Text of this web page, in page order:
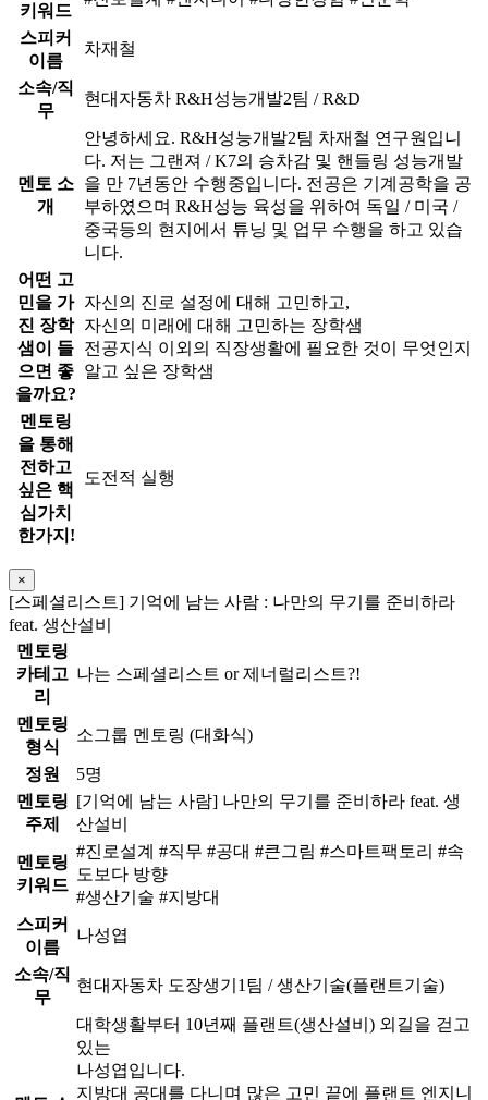
키워드
스피커
이름
차재철
소속/직
무
현대자동차 R&H성능개발2팀 / R&D
멘토 소
개
안녕하세요. R&H성능개발2팀 차재철 연구원입니
다. 저는 그랜져 / K7의 승차감 및 핸들링 성능개발
을 만 7년동안 수행중입니다. 전공은 기계공학을 공
부하였으며 R&H성능 육성을 위하여 독일 / 미국 /
중국등의 현지에서 튜닝 및 업무 수행을 하고 있습
니다.
어떤 고
민을 가
진 장학
샘이 들
으면 좋
을까요?
자신의 진로 설정에 대해 고민하고,
자신의 미래에 대해 고민하는 장학샘
전공지식 이외의 직장생활에 필요한 것이 무엇인지
알고 싶은 장학샘
멘토링
을 통해
전하고
싶은 핵
심가치
한가지!
도전적 실행
×
[스페셜리스트] 기억에 남는 사람 : 나만의 무기를 준비하라
feat. 생산설비
멘토링
카테고
리
나는 스페셜리스트 or 제너럴리스트?!
멘토링
형식
소그룹 멘토링 (대화식)
정원
5명
멘토링
주제
[기억에 남는 사람] 나만의 무기를 준비하라 feat. 생
산설비
멘토링
키워드
#진로설계 #직무 #공대 #큰그림 #스마트팩토리 #속
도보다 방향
#생산기술 #지방대
스피커
이름
나성엽
소속/직
무
현대자동차 도장생기1팀 / 생산기술(플랜트기술)
대학생활부터 10년째 플랜트(생산설비) 외길을 걷고
있는
나성엽입니다.
지방대 공대를 다니며 많은 고민 끝에 플랜트 엔지니